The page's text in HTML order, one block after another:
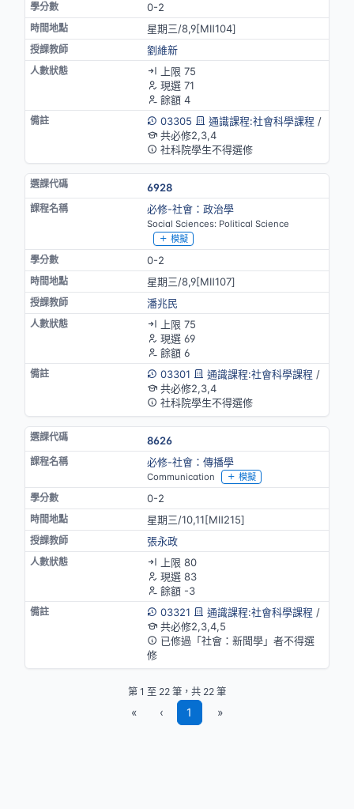
0-2
星期三/8,9[MⅡ104]
劉維新
上限 75
現選 71
餘額 4
03305
通識課程:社會科學課程 /
共必修2,3,4
社科院學生不得選修
6928
必修-社會：政治學
Social Sciences: Political Science
模擬
0-2
星期三/8,9[MⅡ107]
潘兆民
上限 75
現選 69
餘額 6
03301
通識課程:社會科學課程 /
共必修2,3,4
社科院學生不得選修
8626
必修-社會：傳播學
Communication 模擬
0-2
星期三/10,11[MⅡ215]
張永政
上限 80
現選 83
餘額 -3
03321
通識課程:社會科學課程 /
共必修2,3,4,5
已修過「社會：新聞學」者不得選
修
第 1 至 22 筆，共 22 筆
« ‹ 1 »